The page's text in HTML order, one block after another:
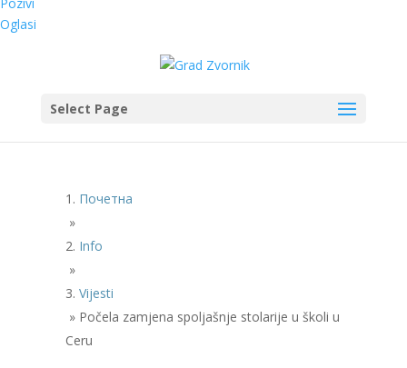
Oglasi
Select Page
Почетна
»
Info
»
Vijesti
» Počela zamjena spoljašnje stolarije u školi u
Ceru